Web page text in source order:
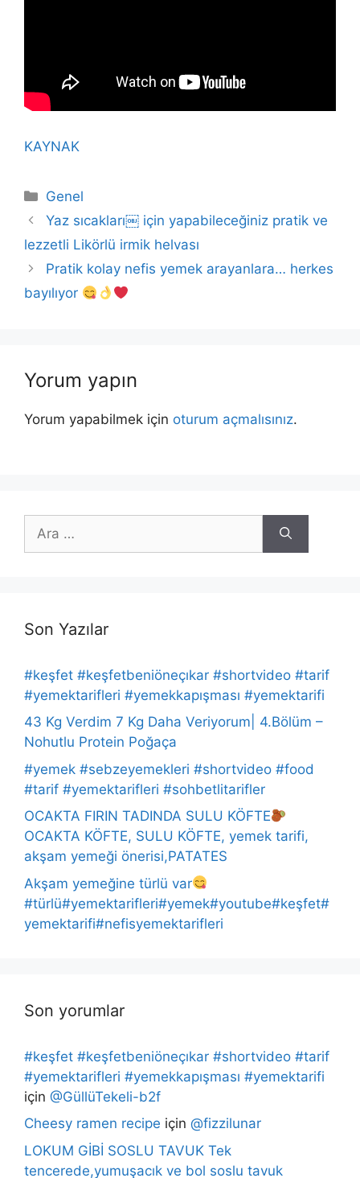
KAYNAK
Kategoriler
Genel
Yaz sıcakları￼ için yapabileceğiniz pratik ve
lezzetli Likörlü irmik helvası
Pratik kolay nefis yemek arayanlara… herkes
bayılıyor
Yorum yapın
Yorum yapabilmek için oturum açmalısınız.
ara
Son Yazılar
#keşfet #keşfetbeniöneçıkar #shortvideo #tarif
#yemektarifleri #yemekkapışması #yemektarifi
43 Kg Verdim 7 Kg Daha Veriyorum| 4.Bölüm –
Nohutlu Protein Poğaça
#yemek #sebzeyemekleri #shortvideo #food
#tarif #yemektarifleri #sohbetlitarifler
OCAKTA FIRIN TADINDA SULU KÖFTE
OCAKTA KÖFTE, SULU KÖFTE, yemek tarifi,
akşam yemeği önerisi,PATATES
Akşam yemeğine türlü var
#türlü#yemektarifleri#yemek#youtube#keşfet#
yemektarifi#nefisyemektarifleri
Son yorumlar
#keşfet #keşfetbeniöneçıkar #shortvideo #tarif
#yemektarifleri #yemekkapışması #yemektarifi
için @GüllüTekeli-b2f
Cheesy ramen recipe için @fizzilunar
LOKUM GİBİ SOSLU TAVUK Tek
tencerede,yumuşacık ve bol soslu tavuk